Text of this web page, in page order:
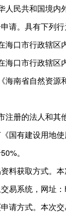
人民共和国境内
请。具有下列
海口市行政辖区
海口市行政辖
海南省自然资
注册的法人和其
国有建设用地
。
资料获取方式。
交易系统，网址
申请方式。本次